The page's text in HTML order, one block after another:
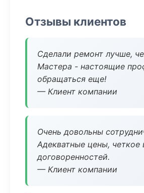
Отзывы клиентов
Сделали ремонт лучше,
Мастера - настоящие
обращаться еще!
— Клиент компании
Очень довольны
Адекватные цены, четкое
договоренностей.
— Клиент компании